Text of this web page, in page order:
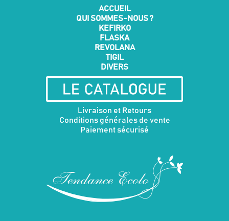
sur
la
page
du
produit
ACCUEIL
QUI SOMMES-NOUS ?
KEFIRKO
FLASKA
REVOLANA
TIGIL
DIVERS
Livraison et Retours
Conditions générales de vente
Paiement sécurisé